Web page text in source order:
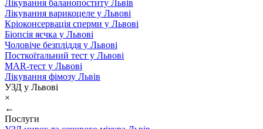
Лікування баланопоститу Львів
Лікування варикоцеле у Львові
Кріоконсервація сперми у Львові
Біопсія яєчка у Львові
Чоловіче безпліддя у Львові
Посткоїтальний тест у Львові
MAR-тест у Львові
Лікування фімозу Львів
УЗД у Львові
×
←
Послуги